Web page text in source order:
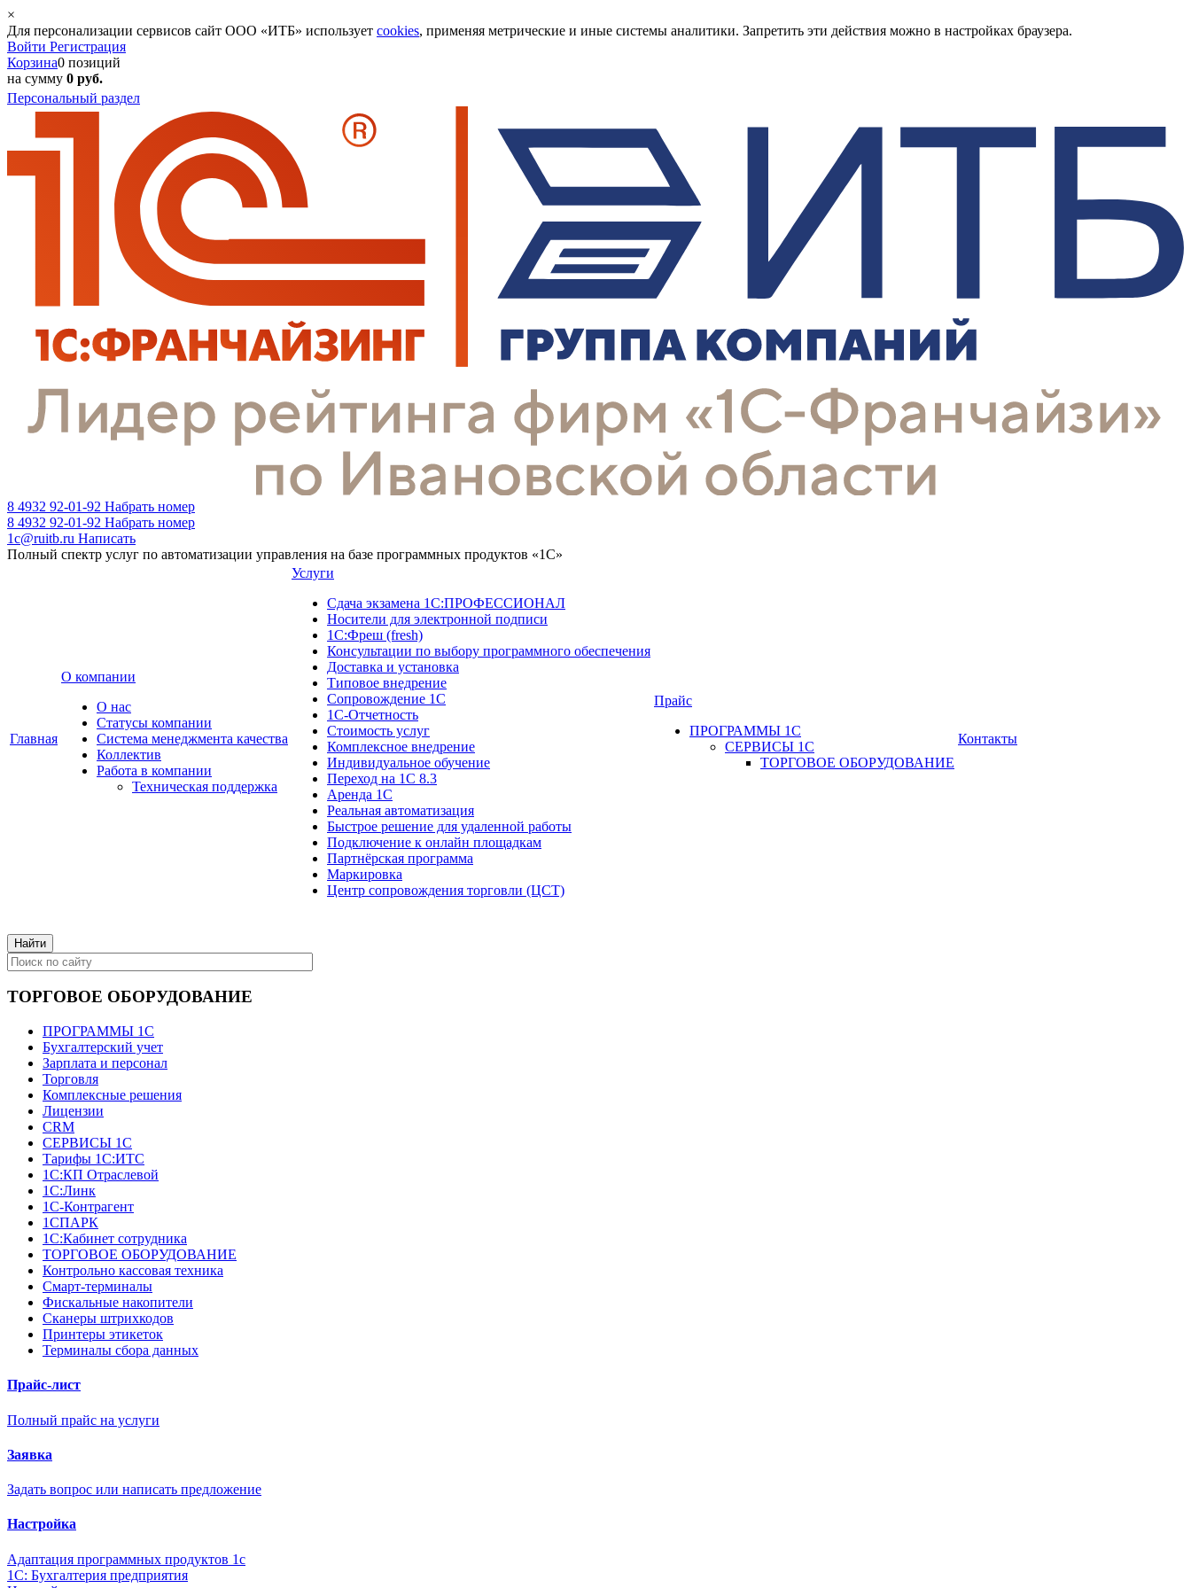
×
Для персонализации сервисов сайт ООО «ИТБ» использует cookies, применяя метрические и иные системы аналитики. Запретить эти действия можно в настройках браузера.
Войти Регистрация
Корзина0 позиций
на сумму 0 руб.
Персональный раздел
8 4932 92-01-92 Набрать номер
8 4932 92-01-92 Набрать номер
1c@ruitb.ru Написать
Полный спектр услуг по автоматизации управления на базе программных продуктов «1С»
Главная
О компании
О нас
Cтатусы компании
Система менеджмента качества
Коллектив
Работа в компании
Техническая поддержка
Услуги
Сдача экзамена 1С:ПРОФЕССИОНАЛ
Носители для электронной подписи
1С:Фреш (fresh)
Консультации по выбору программного обеспечения
Доставка и установка
Типовое внедрение
Сопровождение 1С
1С-Отчетность
Стоимость услуг
Комплексное внедрение
Индивидуальное обучение
Переход на 1С 8.3
Аренда 1С
Реальная автоматизация
Быстрое решение для удаленной работы
Подключение к онлайн площадкам
Партнёрская программа
Маркировка
Центр сопровождения торговли (ЦСТ)
Прайс
ПРОГРАММЫ 1С
СЕРВИСЫ 1С
ТОРГОВОЕ ОБОРУДОВАНИЕ
Контакты
ТОРГОВОЕ ОБОРУДОВАНИЕ
ПРОГРАММЫ 1С
Бухгалтерский учет
Зарплата и персонал
Торговля
Комплексные решения
Лицензии
CRM
СЕРВИСЫ 1С
Тарифы 1С:ИТС
1С:КП Отраслевой
1С:Линк
1С-Контрагент
1СПАРК
1С:Кабинет сотрудника
ТОРГОВОЕ ОБОРУДОВАНИЕ
Контрольно кассовая техника
Смарт-терминалы
Фискальные накопители
Сканеры штрихкодов
Принтеры этикеток
Терминалы сбора данных
Прайс-лист
Полный прайс на услуги
Заявка
Задать вопрос или написать предложение
Настройка
Адаптация программных продуктов 1с
1С: Бухгалтерия предприятия